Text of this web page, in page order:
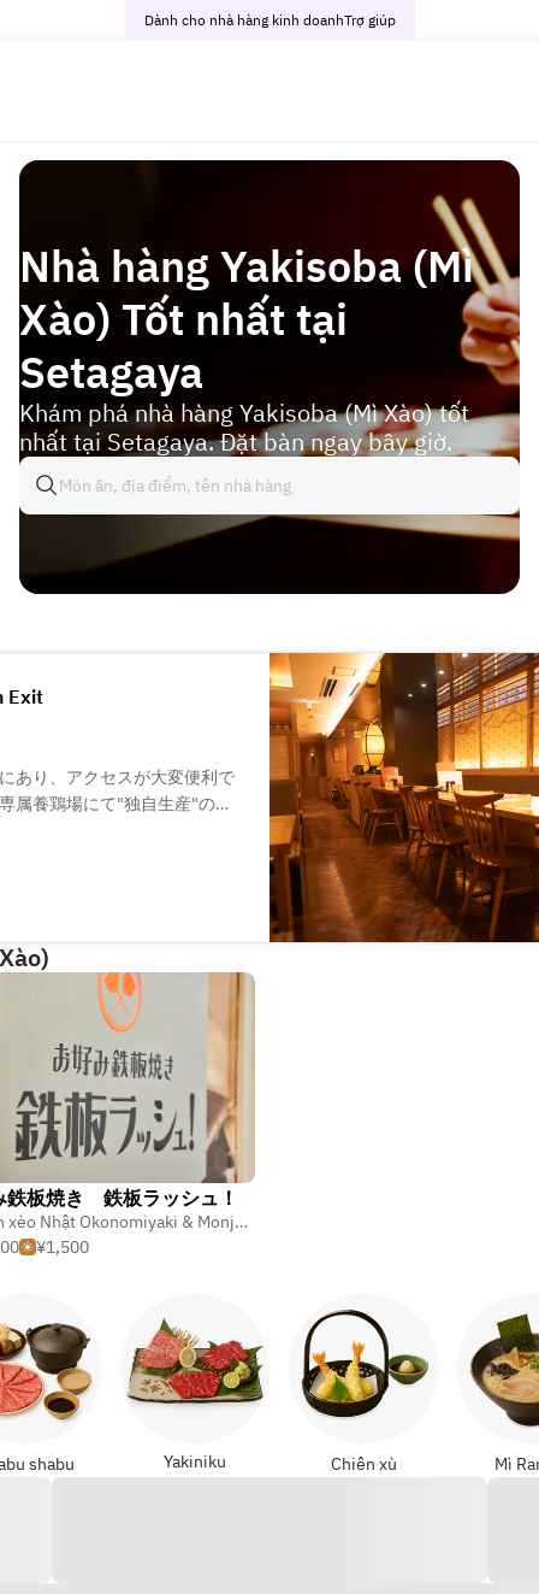
Dành cho nhà hàng kinh doanhTrợ giúp
Nhà hàng Yakisoba (Mì
Xào) Tốt nhất tại
Setagaya
Khám phá nhà hàng Yakisoba (Mì Xào) tốt
nhất tại Setagaya. Đặt bàn ngay bây giờ.
Exit
あり、アクセスが大変便利で
属養鶏場にて"独自生産"の
sốt Yakisoba,Nướng trên bàn thép
鉄板焼き 鉄板ラッシュ！
Bánh xèo Nhật Okonomiyaki & Monjayaki
¥1,500
shabu Yakiniku Chiên xù Mì